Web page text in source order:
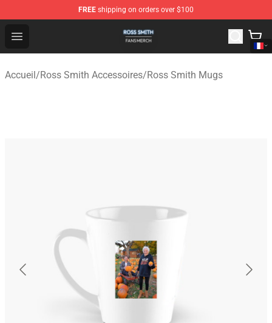
FREE shipping on orders over $100
Open menu
Ross Smith Shop - Official Ross Smith Merchandise
Accueil/Ross Smith Accessoires/Ross Smith Mugs